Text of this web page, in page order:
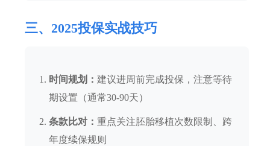
三、2025投保实战技巧
时间规划： 建议进周前完成投保，注意等待
期设置（通常30-90天）
条款比对： 重点关注胚胎移植次数限制、跨
年度续保规则